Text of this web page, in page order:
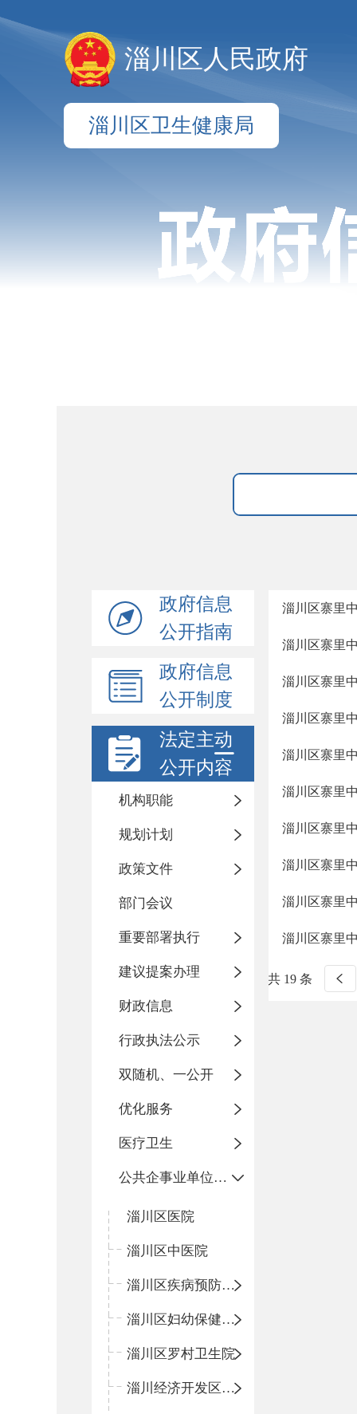
淄川区人民政府
淄川区卫生健康局
政府信息
公开指南
政府信息
公开制度
法定主动
公开内容
机构职能
规划计划
政策文件
部门会议
重要部署执行
建议提案办理
财政信息
行政执法公示
双随机、一公开
优化服务
医疗卫生
公共企事业单位信息公开
淄川区医院
淄川区中医院
淄川区疾病预防控制中心
淄川区妇幼保健计划生育服务中心
淄川区罗村卫生院
淄川经济开发区卫生院
淄川区寨里
淄川区寨里
淄川区寨里
淄川区寨里
淄川区寨里
淄川区寨里
淄川区寨里
淄川区寨里
淄川区寨里
淄川区寨里
共 19 条